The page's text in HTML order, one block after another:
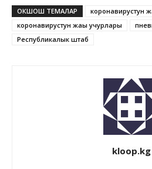
ОКШОШ ТЕМАЛАР
коронавирустун
коронавирустун жаңы учурлары
Республикалык штаб
kloop.kg